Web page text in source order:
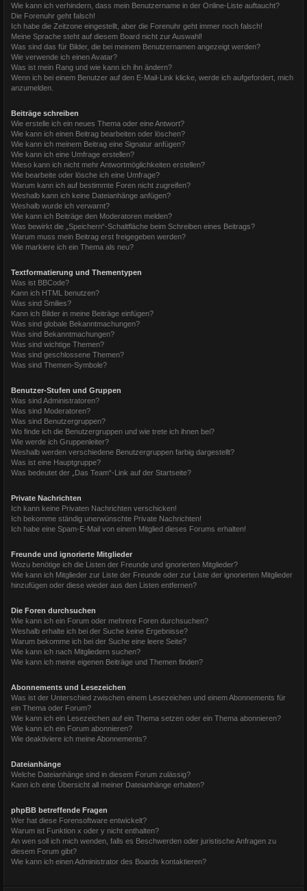
Wie kann ich verhindern, dass mein Benutzername in der Online-Liste auftaucht?
Die Forenuhr geht falsch!
Ich habe die Zeitzone eingestellt, aber die Forenuhr geht immer noch falsch!
Meine Sprache steht auf diesem Board nicht zur Auswahl!
Was sind das für Bilder, die bei meinem Benutzernamen angezeigt werden?
Wie verwende ich einen Avatar?
Was ist mein Rang und wie kann ich ihn ändern?
Wenn ich bei einem Benutzer auf den E-Mail-Link klicke, werde ich aufgefordert, mich
anzumelden.
Beiträge schreiben
Wie erstelle ich ein neues Thema oder eine Antwort?
Wie kann ich einen Beitrag bearbeiten oder löschen?
Wie kann ich meinem Beitrag eine Signatur anfügen?
Wie kann ich eine Umfrage erstellen?
Wieso kann ich nicht mehr Antwortmöglichkeiten erstellen?
Wie bearbeite oder lösche ich eine Umfrage?
Warum kann ich auf bestimmte Foren nicht zugreifen?
Weshalb kann ich keine Dateianhänge anfügen?
Weshalb wurde ich verwarnt?
Wie kann ich Beiträge den Moderatoren melden?
Was bewirkt die „Speichern“-Schaltfläche beim Schreiben eines Beitrags?
Warum muss mein Beitrag erst freigegeben werden?
Wie markiere ich ein Thema als neu?
Textformatierung und Thementypen
Was ist BBCode?
Kann ich HTML benutzen?
Was sind Smilies?
Kann ich Bilder in meine Beiträge einfügen?
Was sind globale Bekanntmachungen?
Was sind Bekanntmachungen?
Was sind wichtige Themen?
Was sind geschlossene Themen?
Was sind Themen-Symbole?
Benutzer-Stufen und Gruppen
Was sind Administratoren?
Was sind Moderatoren?
Was sind Benutzergruppen?
Wo finde ich die Benutzergruppen und wie trete ich ihnen bei?
Wie werde ich Gruppenleiter?
Weshalb werden verschiedene Benutzergruppen farbig dargestellt?
Was ist eine Hauptgruppe?
Was bedeutet der „Das Team“-Link auf der Startseite?
Private Nachrichten
Ich kann keine Privaten Nachrichten verschicken!
Ich bekomme ständig unerwünschte Private Nachrichten!
Ich habe eine Spam-E-Mail von einem Mitglied dieses Forums erhalten!
Freunde und ignorierte Mitglieder
Wozu benötige ich die Listen der Freunde und ignorierten Mitglieder?
Wie kann ich Mitglieder zur Liste der Freunde oder zur Liste der ignorierten Mitglieder
hinzufügen oder diese wieder aus den Listen entfernen?
Die Foren durchsuchen
Wie kann ich ein Forum oder mehrere Foren durchsuchen?
Weshalb erhalte ich bei der Suche keine Ergebnisse?
Warum bekomme ich bei der Suche eine leere Seite?
Wie kann ich nach Mitgliedern suchen?
Wie kann ich meine eigenen Beiträge und Themen finden?
Abonnements und Lesezeichen
Was ist der Unterschied zwischen einem Lesezeichen und einem Abonnements für
ein Thema oder Forum?
Wie kann ich ein Lesezeichen auf ein Thema setzen oder ein Thema abonnieren?
Wie kann ich ein Forum abonnieren?
Wie deaktiviere ich meine Abonnements?
Dateianhänge
Welche Dateianhänge sind in diesem Forum zulässig?
Kann ich eine Übersicht all meiner Dateianhänge erhalten?
phpBB betreffende Fragen
Wer hat diese Forensoftware entwickelt?
Warum ist Funktion x oder y nicht enthalten?
An wen soll ich mich wenden, falls es Beschwerden oder juristische Anfragen zu
diesem Forum gibt?
Wie kann ich einen Administrator des Boards kontaktieren?